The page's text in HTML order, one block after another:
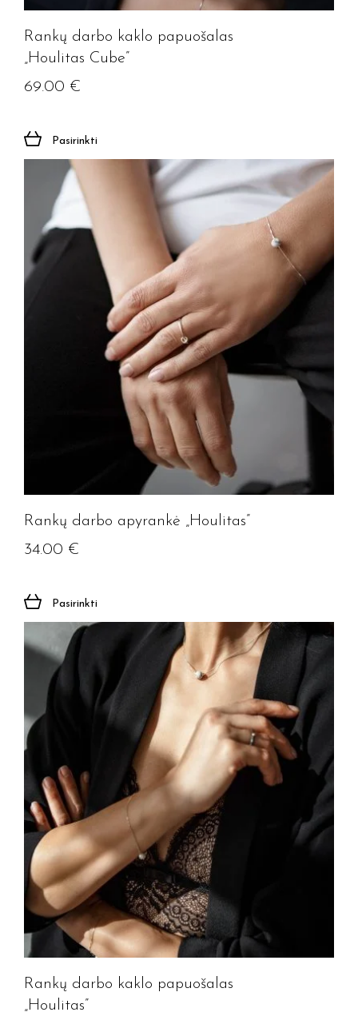
Rankų darbo kaklo papuošalas
„Houlitas Cube”
69.00 €
Pasirinkti
Rankų darbo apyrankė „Houlitas”
34.00 €
Pasirinkti
Rankų darbo kaklo papuošalas
„Houlitas”